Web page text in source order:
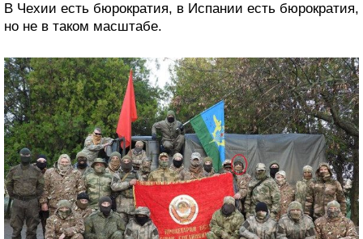
В Чехии есть бюрократия, в Испании есть бюрократия,
но не в таком масштабе.